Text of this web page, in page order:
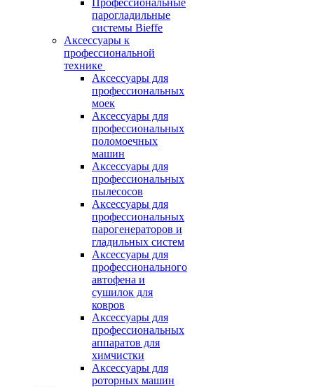
Профессиональные
парогладильные
системы Bieffe
Аксессуары к
профессиональной
технике
Аксессуары для
профессиональных
моек
Аксессуары для
профессиональных
поломоечных
машин
Аксессуары для
профессиональных
пылесосов
Аксессуары для
профессиональных
парогенераторов и
гладильных систем
Аксессуары для
профессионального
автофена и
сушилок для
ковров
Аксессуары для
профессиональных
аппаратов для
химчистки
Аксессуары для
роторных машин